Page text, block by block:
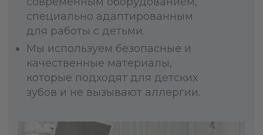
специально адаптированным
для работы с детьми.
Мы используем безопасные и
качественные материалы,
которые подходят для детских
зубов и не вызывают аллергии.